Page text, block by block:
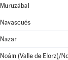
Muruzábal
Navascués
Nazar
Noáin (Valle de Elorz)/